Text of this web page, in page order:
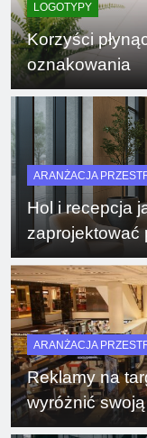
LOGOTYPY
Korzyści
oznakowania
ARANŻACJA
Hol i recepcja
zaprojektować
ARANŻACJA
Reklamy na
wyróżnić